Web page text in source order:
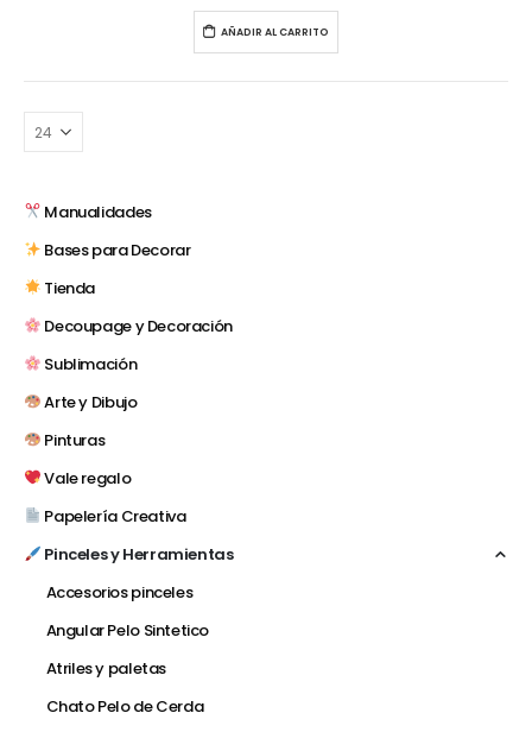
AÑADIR AL CARRITO
Manualidades
Bases para Decorar
Tienda
Decoupage y Decoración
Sublimación
Arte y Dibujo
Pinturas
Vale regalo
Papelería Creativa
Pinceles y Herramientas
Accesorios pinceles
Angular Pelo Sintetico
Atriles y paletas
Chato Pelo de Cerda